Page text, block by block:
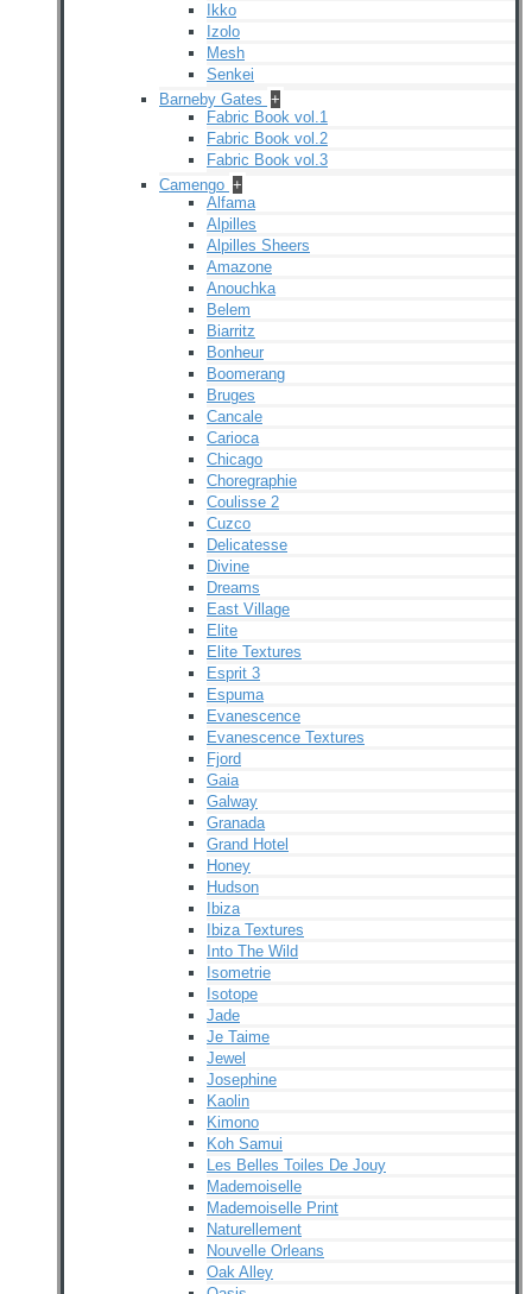
Ikko
Izolo
Mesh
Senkei
Barneby Gates +
Fabric Book vol.1
Fabric Book vol.2
Fabric Book vol.3
Camengo +
Alfama
Alpilles
Alpilles Sheers
Amazone
Anouchka
Belem
Biarritz
Bonheur
Boomerang
Bruges
Cancale
Carioca
Chicago
Choregraphie
Coulisse 2
Cuzco
Delicatesse
Divine
Dreams
East Village
Elite
Elite Textures
Esprit 3
Espuma
Evanescence
Evanescence Textures
Fjord
Gaia
Galway
Granada
Grand Hotel
Honey
Hudson
Ibiza
Ibiza Textures
Into The Wild
Isometrie
Isotope
Jade
Je Taime
Jewel
Josephine
Kaolin
Kimono
Koh Samui
Les Belles Toiles De Jouy
Mademoiselle
Mademoiselle Print
Naturellement
Nouvelle Orleans
Oak Alley